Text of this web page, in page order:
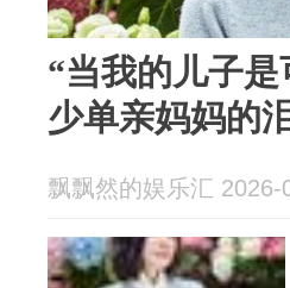
“当我的儿子
少单亲妈妈的泪
飘飘然的娱乐汇 2026-